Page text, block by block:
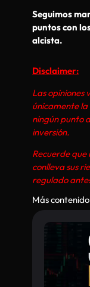
Seguimos
puntos con
alcista.
Disclaimer:
Las opiniones
únicamente la
ningún punto
inversión.
Recuerde
conlleva sus
regulado
Más